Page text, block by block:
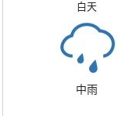
白天
中雨